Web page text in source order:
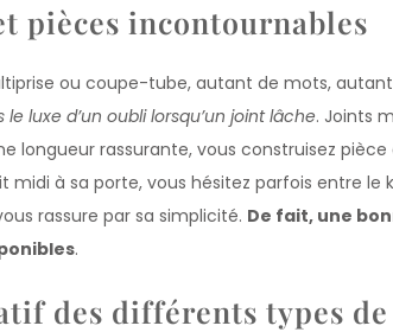
pièces incontournables
ou coupe-tube, autant de mots,
le luxe d’un oubli lorsqu’un joint lâche. Joints
longueur rassurante, vous construisez
midi à sa porte, vous hésitez parfois entre le
rassure par sa simplicité. De fait, une
.
des différents types